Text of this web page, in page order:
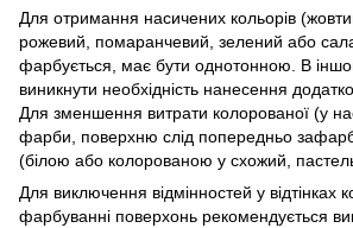
Для отримання насичених кольорів
рожевий, помаранчевий, зелений або
фарбується, має бути однотонною. В
виникнути необхідність нанесення
Для зменшення витрати колорованої (у
фарби, поверхню слід попередньо
(білою або колорованою у схожий,
Для виключення відмінностей у відтінках
фарбуванні поверхонь рекомендується